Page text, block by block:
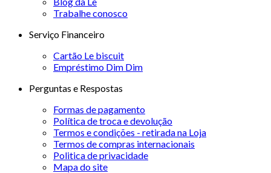
Trabalhe conosco
Serviço Financeiro
Cartão Le biscuit
Empréstimo Dim Dim
Perguntas e Respostas
Formas de pagamento
Política de troca e devolução
Termos e condições - retirada na Loja
Termos de compras internacionais
Politica de privacidade
Mapa do site